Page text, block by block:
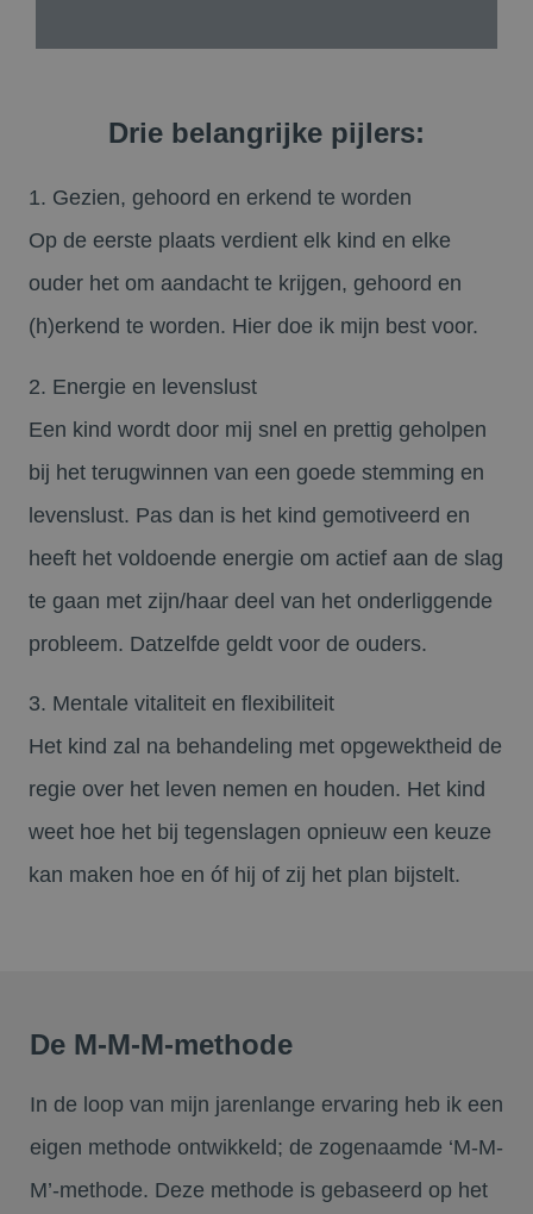
Drie belangrijke pijlers:
1. Gezien, gehoord en erkend te worden
Op de eerste plaats verdient elk kind en elke
ouder het om aandacht te krijgen, gehoord en
(h)erkend te worden. Hier doe ik mijn best voor.
2. Energie en levenslust
Een kind wordt door mij snel en prettig geholpen
bij het terugwinnen van een goede stemming en
levenslust. Pas dan is het kind gemotiveerd en
heeft het voldoende energie om actief aan de slag
te gaan met zijn/haar deel van het onderliggende
probleem. Datzelfde geldt voor de ouders.
3. Mentale vitaliteit en flexibiliteit
Het kind zal na behandeling met opgewektheid de
regie over het leven nemen en houden. Het kind
weet hoe het bij tegenslagen opnieuw een keuze
kan maken hoe en óf hij of zij het plan bijstelt.
De M-M-M-methode
In de loop van mijn jarenlange ervaring heb ik een
eigen methode ontwikkeld; de zogenaamde ‘M-M-
M’-methode. Deze methode is gebaseerd op het